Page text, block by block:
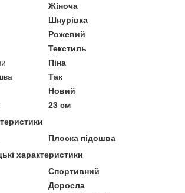
Жіноча
Шнурівка
Рожевий
Текстиль
Піна
Так
Новий
23 см
Плоска підошва
характеристики
Спортивний
Доросла